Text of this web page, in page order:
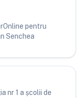
pentru
Senchea
nr 1 a școlii de